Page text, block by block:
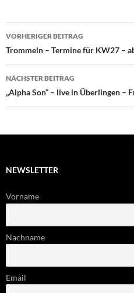
Beitragsnavigation
VORHERIGER BEITRAG
Trommeln – Termine für KW27 –
NÄCHSTER BEITRAG
„Alpha Son“ – live in Überlingen –
NEWSLETTER
Vorname
Nachname
Email